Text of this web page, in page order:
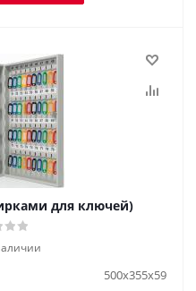
для ключей)
500x355x59